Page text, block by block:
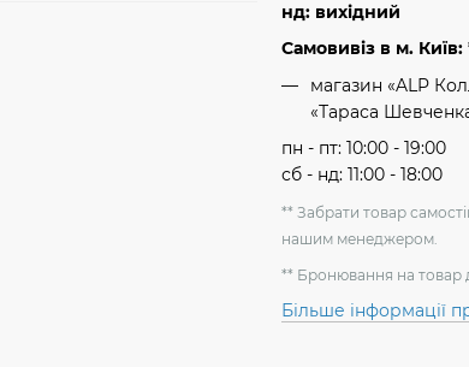
нд: вихідний
Самовивіз в м. Київ:
магазин «ALP
«Тараса
пн - пт: 10:00 - 19:00
сб - нд: 11:00 - 18:00
** Забрати товар
нашим менеджером.
** Бронювання на товар
Більше інформації